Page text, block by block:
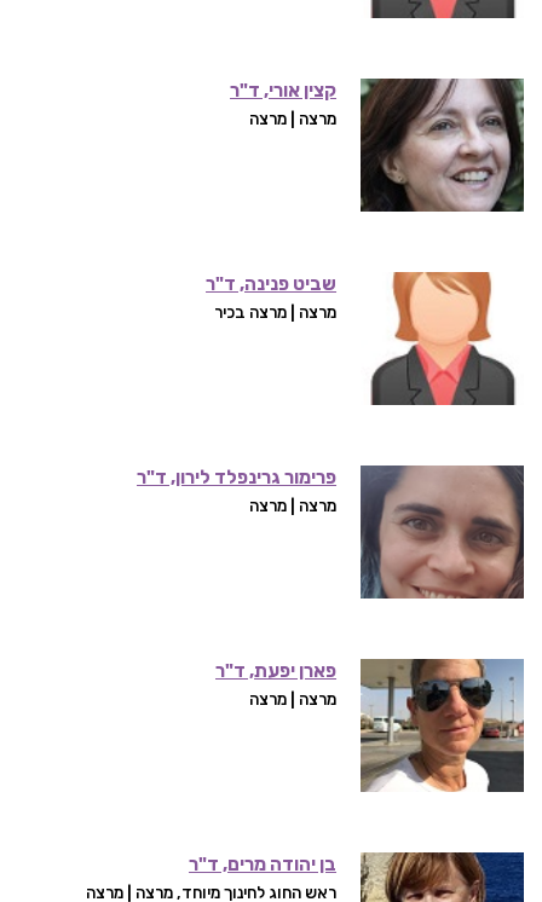
קצין אורי, ד"ר
מרצה | מרצה
שביט פנינה, ד"ר
מרצה | מרצה בכיר
פרימור גרינפלד לירון, ד"ר
מרצה | מרצה
פארן יפעת, ד"ר
מרצה | מרצה
בן יהודה מרים, ד"ר
ראש החוג לחינוך מיוחד, מרצה | מרצה